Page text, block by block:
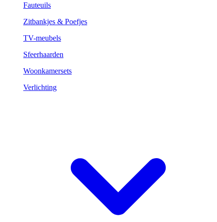
Fauteuils
Zitbankjes & Poefjes
TV-meubels
Sfeerhaarden
Woonkamersets
Verlichting